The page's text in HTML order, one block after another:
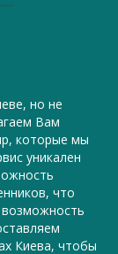
но не
Вам
которые мы
уникален
что
Киева, чтобы